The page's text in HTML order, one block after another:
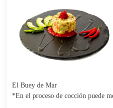
El Buey de Mar
*En el proceso de cocción puede